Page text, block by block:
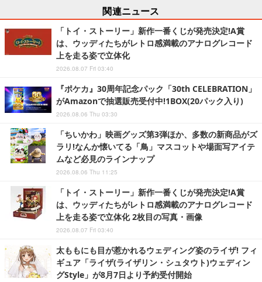
関連ニュース
「トイ・ストーリー」新作一番くじが発売決定!A賞
は、ウッディたちがレトロ感満載のアナログレコード
上を走る姿で立体化
2026.08.07 Fri 03:40
『ポケカ』30周年記念パック「30th CELEBRATION」
がAmazonで抽選販売受付中!1BOX(20パック入り)
2026.08.06 Thu 03:30
「ちいかわ」映画グッズ第3弾ほか、多数の新商品がズ
ラリ!なんか懐いてる「鳥」マスコットや場面写アイテ
ムなど必見のラインナップ
2026.08.06 Thu 11:25
「トイ・ストーリー」新作一番くじが発売決定!A賞
は、ウッディたちがレトロ感満載のアナログレコード
上を走る姿で立体化 2枚目の写真・画像
2026.08.07 Fri 03:40
太ももにも目が惹かれるウェディング姿のライザ! フィ
ギュア「ライザ(ライザリン・シュタウト)ウェディン
グStyle」が8月7日より予約受付開始